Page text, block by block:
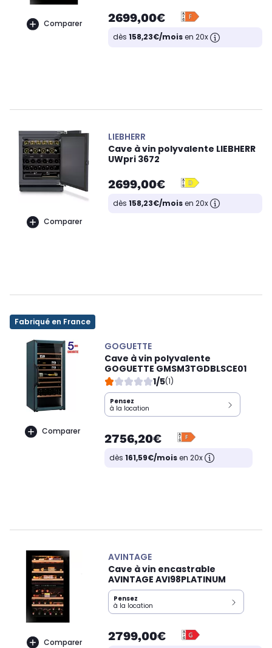
Comparer 2699,00€
dès 158,23€/moisen 20x
Comparer
LIEBHERR
Cave à vin polyvalente LIEBHERR
UWpri 3672
2699,00€
dès 158,23€/moisen 20x
Fabriqué en France
Comparer
GOGUETTE
Cave à vin polyvalente
GOGUETTE GMSM3TGDBLSCE01
1/5(1)
Pensez
à la location
2756,20€
dès 161,59€/moisen 20x
Comparer
AVINTAGE
Cave à vin encastrable
AVINTAGE AVI98PLATINUM
Pensez
à la location
2799,00€